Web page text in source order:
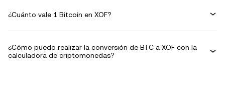
¿Cuánto vale 1 Bitcoin en XOF?
¿Cómo puedo realizar la conversión de BTC a XOF con la
calculadora de criptomonedas?